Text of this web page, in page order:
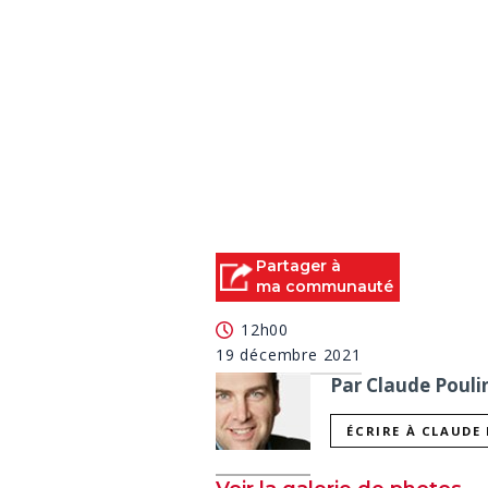
Partager à
ma communauté
12h00
19 décembre 2021
Par Claude
ÉCRIRE À CLAUDE